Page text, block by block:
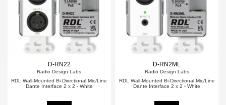
D-RN22
Radio Design Labs
RDL Wall-Mounted Bi-Directional Mic/Line
Dante Interface 2 x 2 - White
D-RN2ML
Radio Design Labs
RDL Wall-Mounted Bi-Directional Mic/Line
Dante Interface 2 x 2 - White